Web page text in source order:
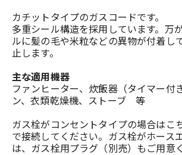
カチットタイプのガスコードです。
多重シール構造を採用しています。万
ルに髪の毛や米粒などの異物が付着し
止します。
主な適用機器
ファンヒーター、炊飯器（タイマー付
ン、衣類乾燥機、ストーブ 等
ガス栓がコンセントタイプの場合はこ
で接続してください。ガス栓がホース
は、ガス栓用プラグ（別売）もご用意